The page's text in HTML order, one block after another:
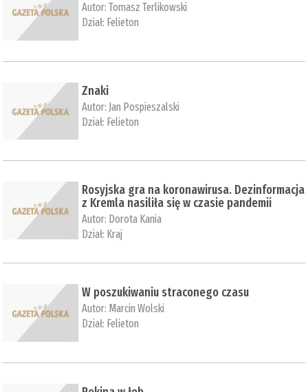
Autor:Tomasz Terlikowski
Dział: Felieton
Znaki
Autor: Jan Pospieszalski
Dział: Felieton
Rosyjska gra na koronawirusa. Dezinformacja
z Kremla nasiliła się w czasie pandemii
Autor: Dorota Kania
Dział: Kraj
W poszukiwaniu straconego czasu
Autor: Marcin Wolski
Dział: Felieton